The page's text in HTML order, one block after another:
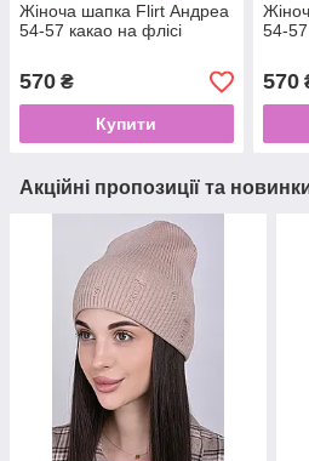
Жіноча шапка Flirt Андреа
54-57 какао на флісі
570 ₴
Купити
54-57
570
Акційні пропозиції та